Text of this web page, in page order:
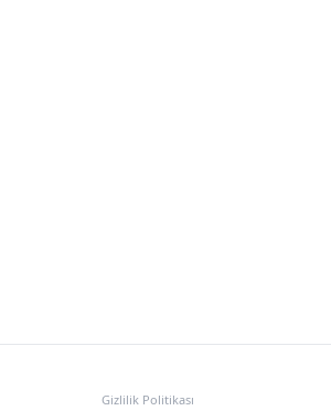
Gizlilik Politikası